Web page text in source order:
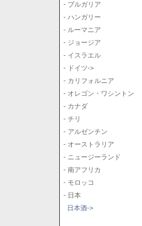
- ブルガリア
- ハンガリー
- ルーマニア
- ジョージア
- イスラエル
- ドイツ->
- カリフォルニア
- オレゴン・ワシントン
- カナダ
- チリ
- アルゼンチン
- オーストラリア
- ニュージーランド
- 南アフリカ
- モロッコ
- 日本
日本酒->